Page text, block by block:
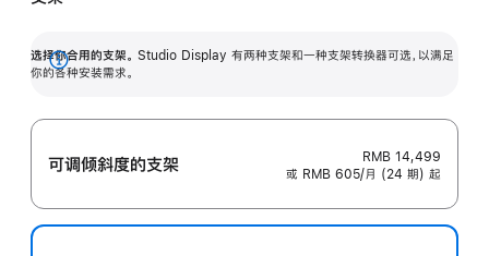
选择你合用的支架。 Studio Display 有两种支架和一种支架转换器可选，以满足
你的各种安装需求。
展
可调倾斜度的支架
RMB 14,499
或 RMB 605/月 (24 期) 起